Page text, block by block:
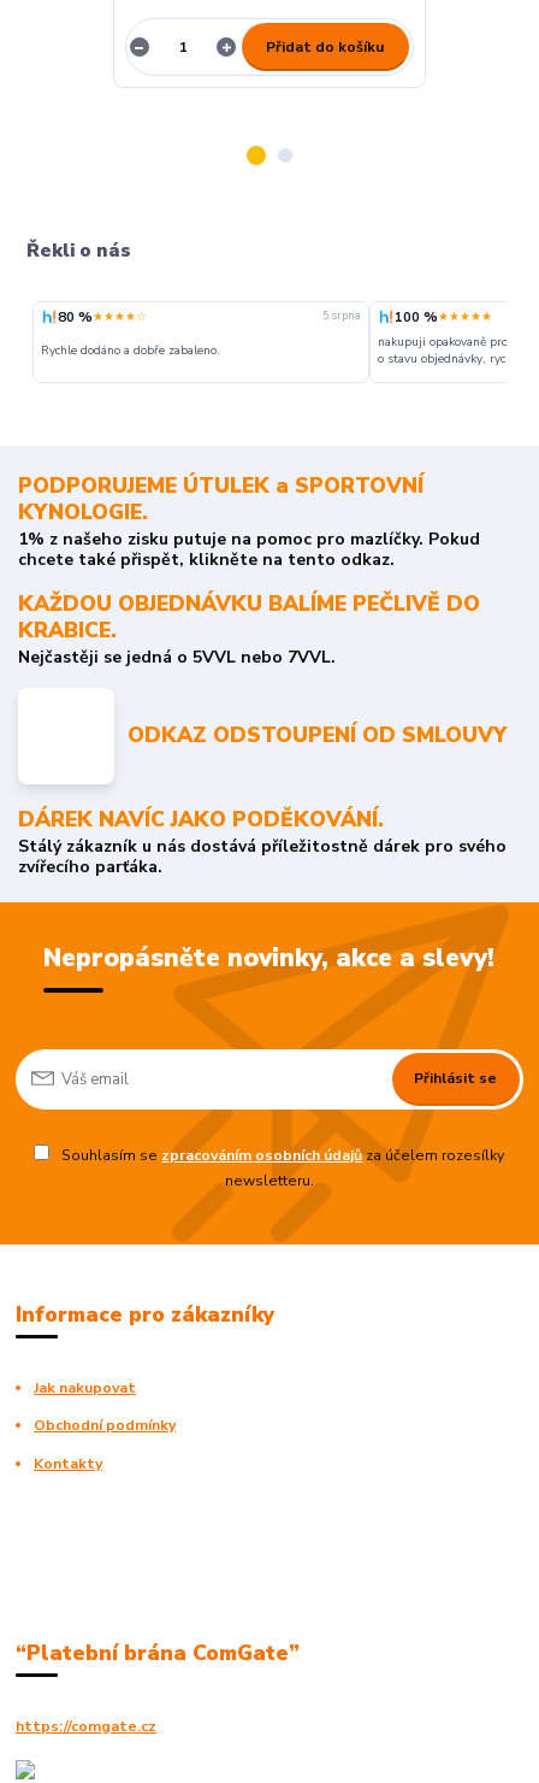
Přidat do košíku
Řekli o nás
80 %★★★★☆ 5. srpna
Rychle dodáno a dobře zabaleno.
100 %★★★★★
nakupuji opakovaně pro
o stavu objednávky, rychlost
PODPORUJEME ÚTULEK a SPORTOVNÍ
KYNOLOGIE.
1% z našeho zisku putuje na pomoc pro mazlíčky. Pokud
chcete také přispět, klikněte na tento odkaz.
KAŽDOU OBJEDNÁVKU BALÍME PEČLIVĚ DO
KRABICE.
Nejčastěji se jedná o 5VVL nebo 7VVL.
ODKAZ ODSTOUPENÍ OD SMLOUVY
DÁREK NAVÍC JAKO PODĚKOVÁNÍ.
Stálý zákazník u nás dostává příležitostně dárek pro svého
zvířecího parťáka.
Nepropásněte novinky, akce a slevy!
Přihlásit se
Souhlasím se zpracováním osobních údajůza účelem rozesílky
newsletteru.
Informace pro zákazníky
Jak nakupovat
Obchodní podmínky
Kontakty
“Platební brána ComGate”
https://comgate.cz